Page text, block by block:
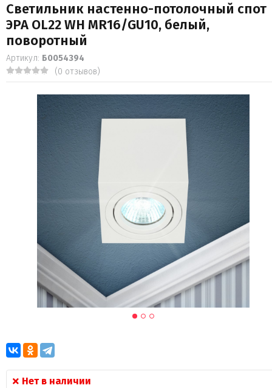
Светильник настенно-потолочный спот
ЭРА OL22 WH MR16/GU10, белый,
поворотный
Артикул: Б0054394
(0 отзывов)
Нет в наличии